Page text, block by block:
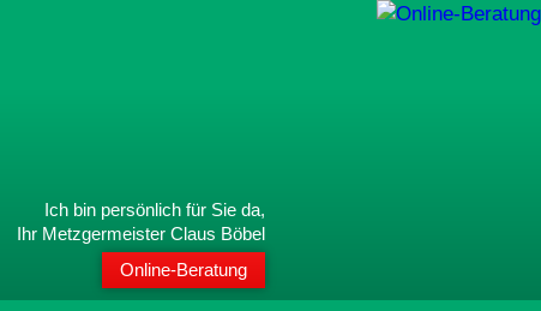
Ich bin persönlich für Sie da,
Ihr Metzgermeister Claus Böbel
Online-Beratung